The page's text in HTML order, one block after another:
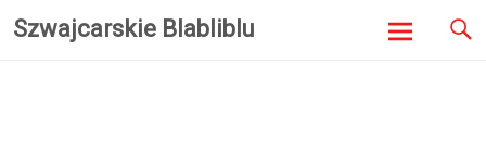
Szwajcarskie Blabliblu